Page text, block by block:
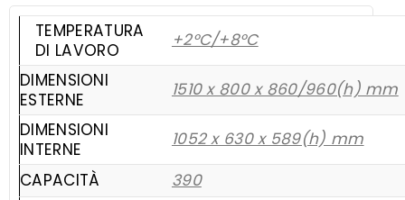
TEMPERATURA
DI LAVORO
+2°C/+8°C
DIMENSIONI
ESTERNE
1510 x 800 x 860/960(h) mm
DIMENSIONI
INTERNE
1052 x 630 x 589(h) mm
CAPACITÀ
390